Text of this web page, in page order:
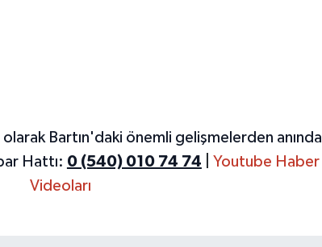
olarak Bartın'daki önemli gelişmelerden anında
Hattı: 0 (540) 010 74 74
Youtube Haber
Videoları